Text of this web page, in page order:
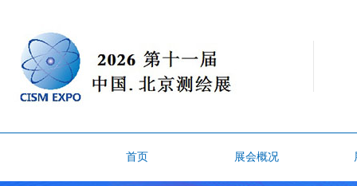
首页 展会概况